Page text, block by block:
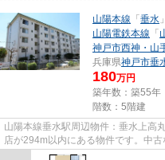
山陽本線 「 垂水
山陽電鉄本線 「
神戸市西神・山
兵庫県神戸市垂
180万円
築年数：築55年
階数：5階建
山陽本線垂水駅周辺物件：垂水上高
店が294m以内にある物件です。中
ンションです。不動産情報のこ...